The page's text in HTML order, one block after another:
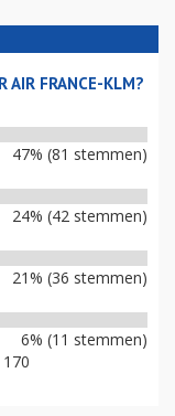
AIR FRANCE-KLM?
47% (81 stemmen)
24% (42 stemmen)
21% (36 stemmen)
6% (11 stemmen)